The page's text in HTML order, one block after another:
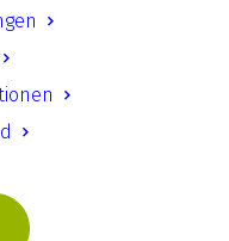
428 499 30
Klausstraße 11, 06108
65 30
|